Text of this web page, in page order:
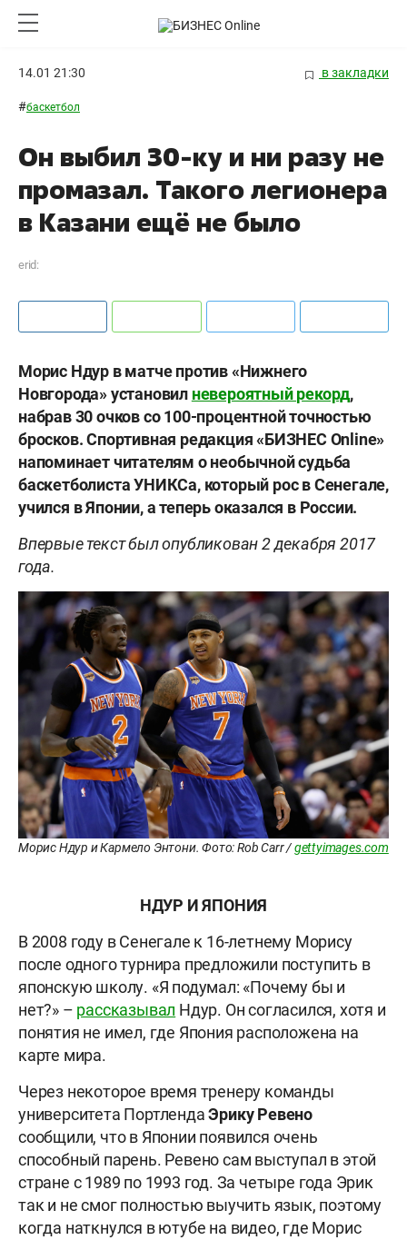
14.01 21:30 в закладки
#баскетбол
Он выбил 30-ку и ни разу не
промазал. Такого легионера
в Казани ещё не было
erid:
Морис Ндур в матче против «Нижнего
Новгорода» установил невероятный рекорд,
набрав 30 очков со 100-процентной точностью
бросков. Спортивная редакция «БИЗНЕС Online»
напоминает читателям о необычной судьба
баскетболиста УНИКСа, который рос в Сенегале,
учился в Японии, а теперь оказался в России.
Впервые текст был опубликован 2 декабря 2017
года.
Морис Ндур и Кармело Энтони. Фото: Rob Carr /gettyimages.com
НДУР И ЯПОНИЯ
В 2008 году в Сенегале к 16-летнему Морису
после одного турнира предложили поступить в
японскую школу. «Я подумал: «Почему бы и
нет?» – рассказывал Ндур. Он согласился, хотя и
понятия не имел, где Япония расположена на
карте мира.
Через некоторое время тренеру команды
университета ПортлендаЭрику Ревено
сообщили, что в Японии появился очень
способный парень. Ревено сам выступал в этой
стране с 1989 по 1993 год. За четыре года Эрик
так и не смог полностью выучить язык, поэтому
когда наткнулся в ютубе на видео, где Морис